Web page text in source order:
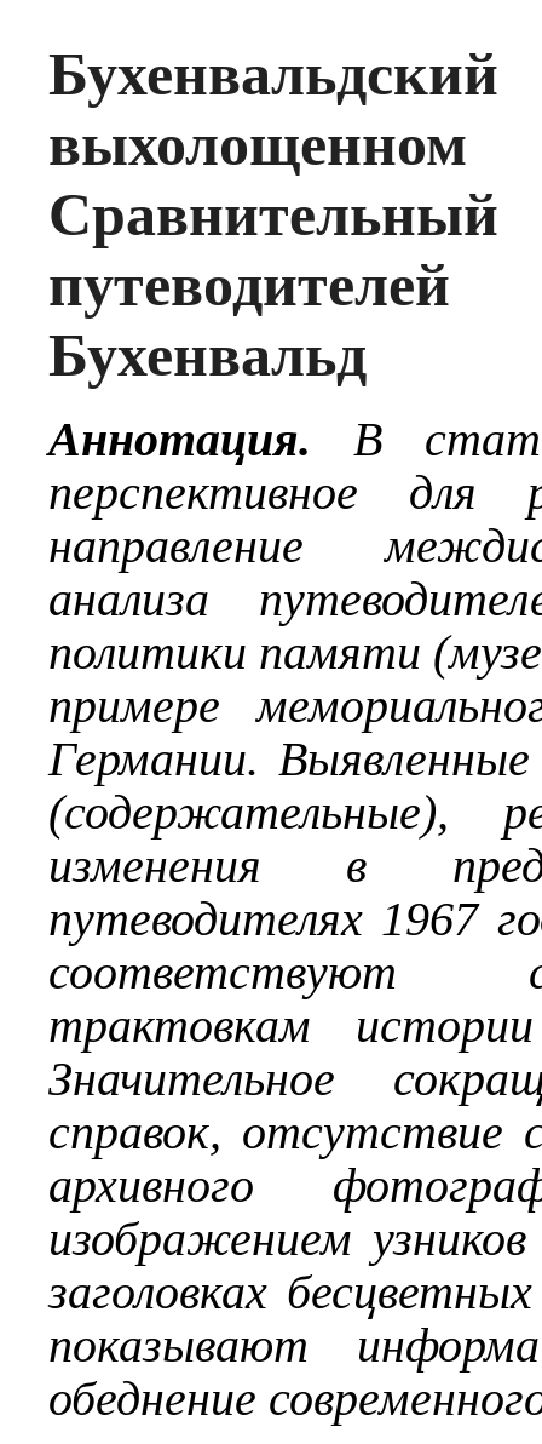
Бухенвальд
Аннотация. В
перспективное для
направление
анализа
политики памяти
примере
Германии.
(содержательные),
изменения в
путеводителях 1967
соответствуют
трактовкам
Значительное
справок, отсутствие
архивного
изображением узников
заголовках
показывают
обеднение